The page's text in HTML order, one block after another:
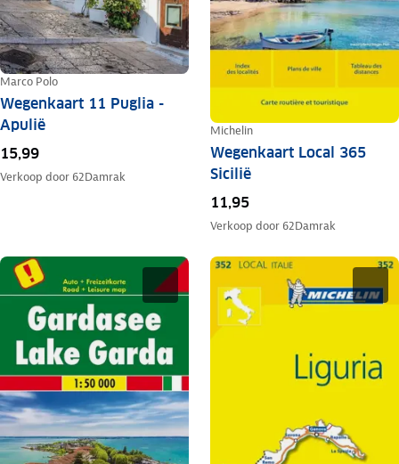
Marco Polo
Wegenkaart 11 Puglia -
Apulië
15,99
Verkoop door 62Damrak
Michelin
Wegenkaart Local 365
Sicilië
11,95
Verkoop door 62Damrak